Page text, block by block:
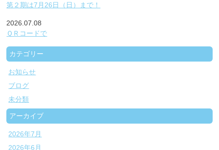
第２期は7月26日（日）まで！
2026.07.08
ＱＲコードで
カテゴリー
お知らせ
ブログ
未分類
アーカイブ
2026年7月
2026年6月